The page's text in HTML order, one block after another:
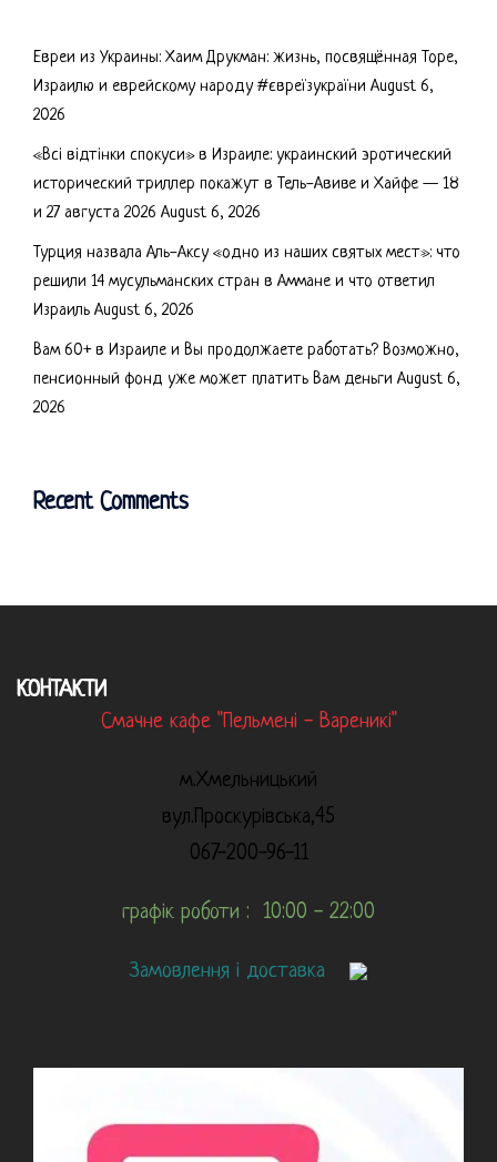
Евреи из Украины: Хаим Друкман: жизнь, посвящённая Торе,
Израилю и еврейскому народу #євреїзукраїни August 6,
2026
«Всі відтінки спокуси» в Израиле: украинский эротический
исторический триллер покажут в Тель-Авиве и Хайфе — 18
и 27 августа 2026 August 6, 2026
Турция назвала Аль-Аксу «одно из наших святых мест»: что
решили 14 мусульманских стран в Аммане и что ответил
Израиль August 6, 2026
Вам 60+ в Израиле и Вы продолжаете работать? Возможно,
пенсионный фонд уже может платить Вам деньги August 6,
2026
Recent Comments
КОНТАКТИ
Смачне кафе "Пельмені - Вареникі"
м.Хмельницький
вул.Проскурівська,45
067-200-96-11
графік роботи : 10:00 - 22:00
Замовлення і доставка